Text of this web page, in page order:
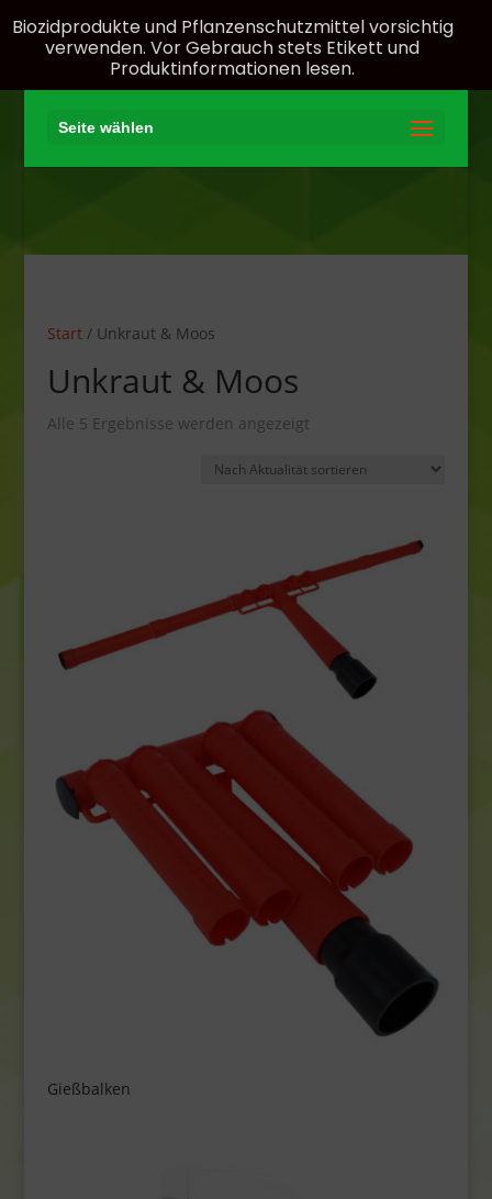
Seite wählen
Start/ Unkraut & Moos
Unkraut & Moos
Alle 5 Ergebnisse werden angezeigtNach
Gießbalken
Biozidprodukte und Pflanzenschutzmittel vorsichtig
verwenden. Vor Gebrauch stets Etikett und
Produktinformationen lesen.